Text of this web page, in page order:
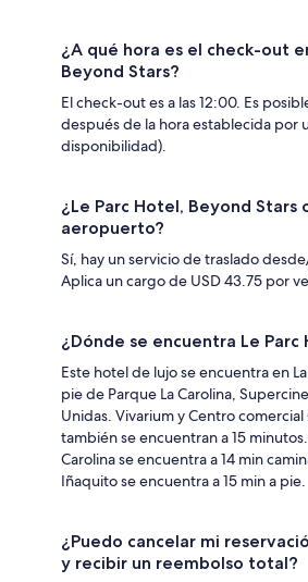
¿A qué hora es el check-out
Beyond Stars?
El check-out es a las 12:00. Es
después de la hora establecida por
disponibilidad).
¿Le Parc Hotel, Beyond
aeropuerto?
Sí, hay un servicio de traslado
Aplica un cargo de USD 43.75 por
¿Dónde se encuentra Le
Este hotel de lujo se encuentra en
pie de Parque La Carolina,
Unidas. Vivarium y Centro
también se encuentran a 15
Carolina se encuentra a 14 min
Iñaquito se encuentra a 15 min a pie.
¿Puedo cancelar mi
y recibir un reembolso total?